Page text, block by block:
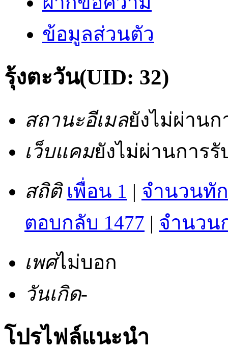
ข้อมูลส่วนตัว
รุ้งตะวัน(UID: 32)
สถานะอีเมลยังไม่ผ่านก
เว็บแคมยังไม่ผ่านการรั
สถิติ เพื่อน 1 | จำนวนทั
ตอบกลับ 1477 | จำนวน
เพศไม่บอก
วันเกิด-
โปรไฟล์แนะนำ